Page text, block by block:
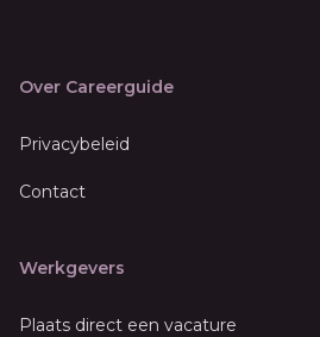
Over Careerguide
Privacybeleid
Contact
Werkgevers
Plaats direct een vacature